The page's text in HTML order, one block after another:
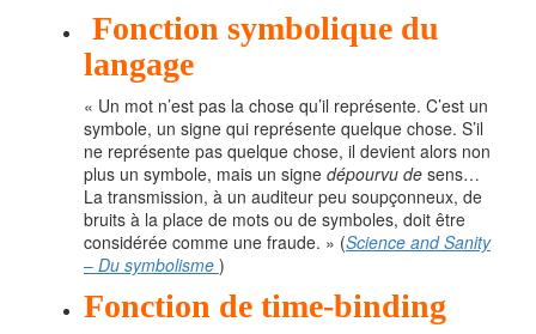
Fonction symbolique du
langage
« Un mot n’est pas la chose qu’il représente. C’est un
symbole, un signe qui représente quelque chose. S’il
ne représente pas quelque chose, il devient alors non
plus un symbole, mais un signe dépourvu de sens…
La transmission, à un auditeur peu soupçonneux, de
bruits à la place de mots ou de symboles, doit être
considérée comme une fraude. » (Science and Sanity
– Du symbolisme )
Fonction de time-binding